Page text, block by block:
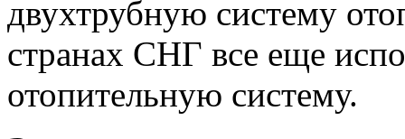
двухтрубную систему
странах СНГ все еще
отопительную систему.